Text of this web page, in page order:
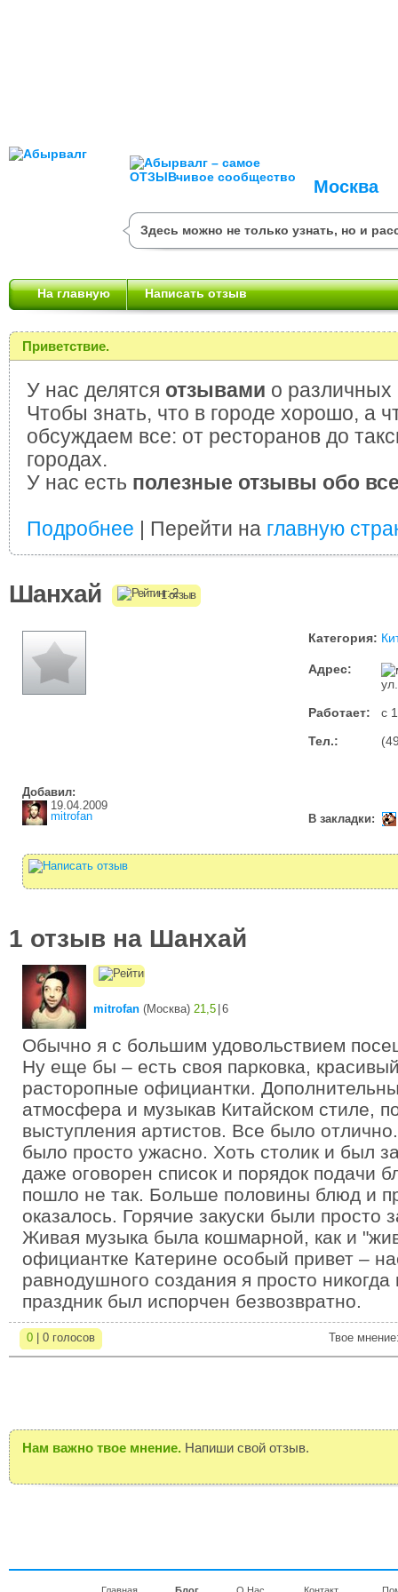
Москва
Здесь можно не только узнать, но и
На главную Написать отзыв
Приветствие.
У нас делятся отзывами о различных
Чтобы знать, что в городе хорошо, а
обсуждаем все: от ресторанов до
городах.
У нас есть полезные отзывы обо
Подробнее | Перейти на главную
Шанхай 1 отзыв
Категория:
Адрес:
Работает:
с
Тел.:
Добавил:
19.04.2009
mitrofan
В закладки:
1 отзыв на Шанхай
mitrofan (Москва) 21,5 6
Обычно я с большим удовольствием
Ну еще бы – есть своя парковка,
расторопные официантки.
атмосфера и музыкав Китайском стиле,
выступления артистов. Все было
было просто ужасно. Хоть столик и был
даже оговорен список и порядок подачи
пошло не так. Больше половины блюд и
оказалось. Горячие закуски были
Живая музыка была кошмарной, как и
официантке Катерине особый привет –
равнодушного создания я просто
праздник был испорчен безвозвратно.
0 | 0 голосов Твое
Нам важно твое мнение. Напиши свой отзыв.